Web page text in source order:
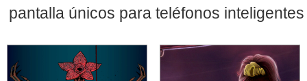
pantalla únicos para teléfonos inteligentes